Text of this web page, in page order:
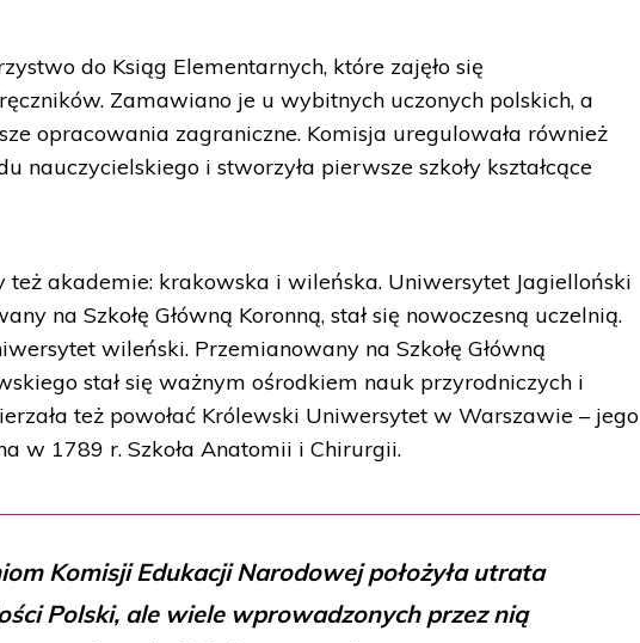
do Ksiąg Elementarnych, które zajęło się
Zamawiano je u wybitnych uczonych polskich, a
opracowania zagraniczne. Komisja uregulowała również
nauczycielskiego i stworzyła pierwsze szkoły kształcące
też akademie: krakowska i wileńska. Uniwersytet Jagielloński
na Szkołę Główną Koronną, stał się nowoczesną uczelnią.
wileński. Przemianowany na Szkołę Główną
stał się ważnym ośrodkiem nauk przyrodniczych i
też powołać Królewski Uniwersytet w Warszawie – jego
w 1789 r. Szkoła Anatomii i Chirurgii.
Komisji Edukacji Narodowej położyła utrata
Polski, ale wiele wprowadzonych przez nią